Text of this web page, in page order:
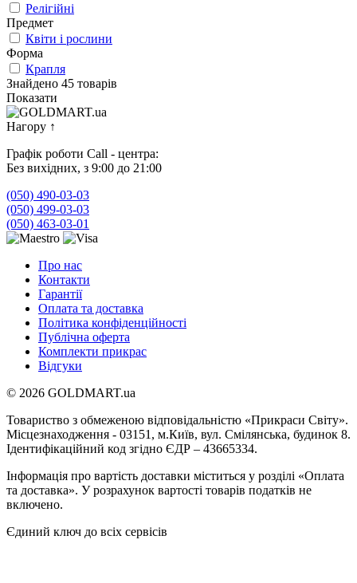
Релігійні
Предмет
Квіти і рослини
Форма
Крапля
Знайдено 45 товарів
Показати
Нагору ↑
Графік роботи Call - центра:
Без вихідних, з 9:00 до 21:00
(050) 490-03-03
(050) 499-03-03
(050) 463-03-01
Про нас
Контакти
Гарантії
Оплата та доставка
Політика конфіденційності
Публічна оферта
Комплекти прикрас
Відгуки
© 2026 GOLDMART.ua
Товариство з обмеженою відповідальністю «Прикраси Світу».
Місцезнаходження - 03151, м.Київ, вул. Смілянська, будинок 8.
Ідентифікаційний код згідно ЄДР – 43665334.
Інформація про вартість доставки міститься у розділі «Оплата
та доставка». У розрахунок вартості товарів податків не
включено.
Єдиний ключ до всіх сервісів